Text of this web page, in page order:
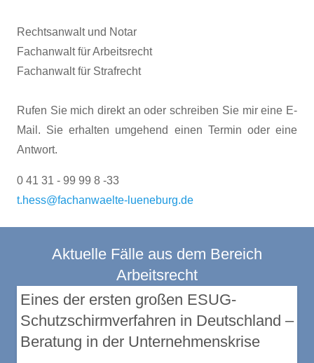
Rechtsanwalt und Notar
Fachanwalt für Arbeitsrecht
Fachanwalt für Strafrecht
Rufen Sie mich direkt an oder schreiben Sie mir eine E-
Mail. Sie erhalten umgehend einen Termin oder eine
Antwort.
0 41 31 - 99 99 8 -33
t.hess@fachanwaelte-lueneburg.de
Aktuelle Fälle aus dem Bereich
Arbeitsrecht
Eines der ersten großen ESUG-
Schutzschirmverfahren in Deutschland –
Beratung in der Unternehmenskrise